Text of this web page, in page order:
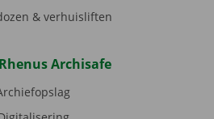
& verhuisliften
Archisafe